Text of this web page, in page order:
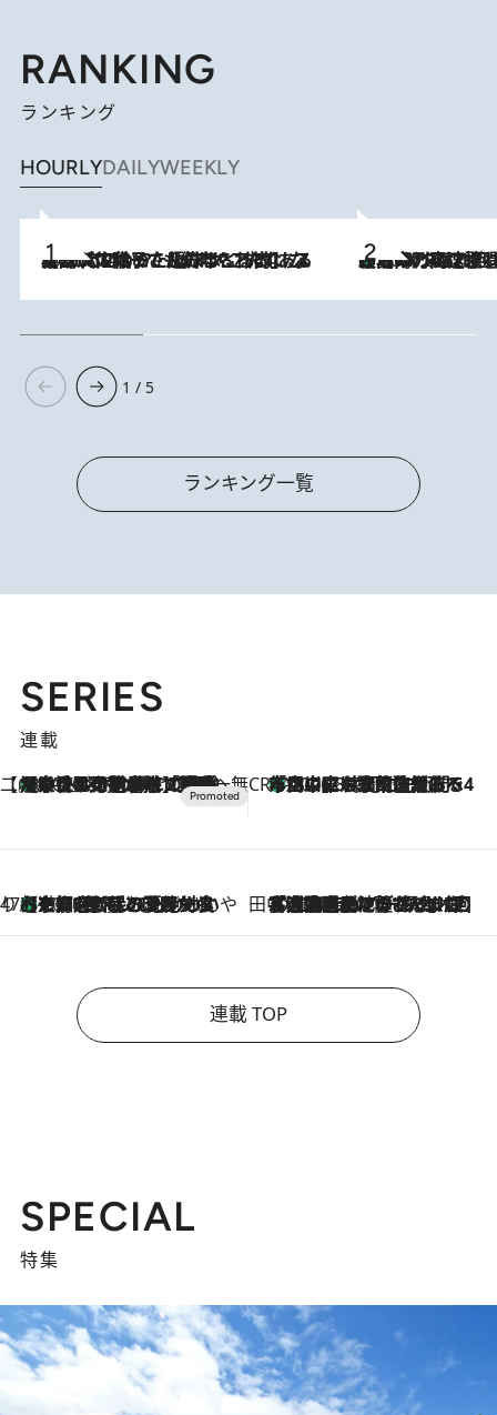
RANKING
ランキング
HOURLYDAILYWEEKLY
2026.8.5
【阿川佐和子さんの年とる力】なぜ70代で始めた趣味は“こんなに楽しい”のか？ ピアノ、俳句…スランプに陥っても続けられる“ある秘訣”とは 2026.8.7
「湘南乃風に憧れて」観客大盛上がりの“タオル回し”に、ラッパー顔負けの高速歌唱まで…さだまさし（74）のアグレッシブすぎる現在地
1 / 5
ランキング一覧
SERIES
連載
【CREA×星野リゾート】唯一無二。癒しと発見が待つ場所へ
2026.8.7
【トンボの足水浴】ヒノキの香りに包まれて涼感マックス！約13℃の湧水かけ流しを避暑地「星野温泉 トンボの湯」で体験 CREA'S CHOICE
2026.8.7
「立川にも歌舞伎があるんだよ」 片岡仁左衛門・市川中車ら豪華座組みで4年目の立川立飛歌舞伎へ
47都道府県の手みやげ ひんやりスイーツで夏を満喫
2026.8.7
【京都府】この夏絶対食べたい 冷やしておいしいおやつ3選 ひと口目から心を掴む新緑のテリーヌ 田中稲の勝手に再ブーム
2026.8.7
「湘南乃風に憧れて」観客大盛上がりの“タオル回し”に、ラッパー顔負けの高速歌唱まで…さだまさし（74）のアグレッシブすぎる現在地
連載 TOP
SPECIAL
特集